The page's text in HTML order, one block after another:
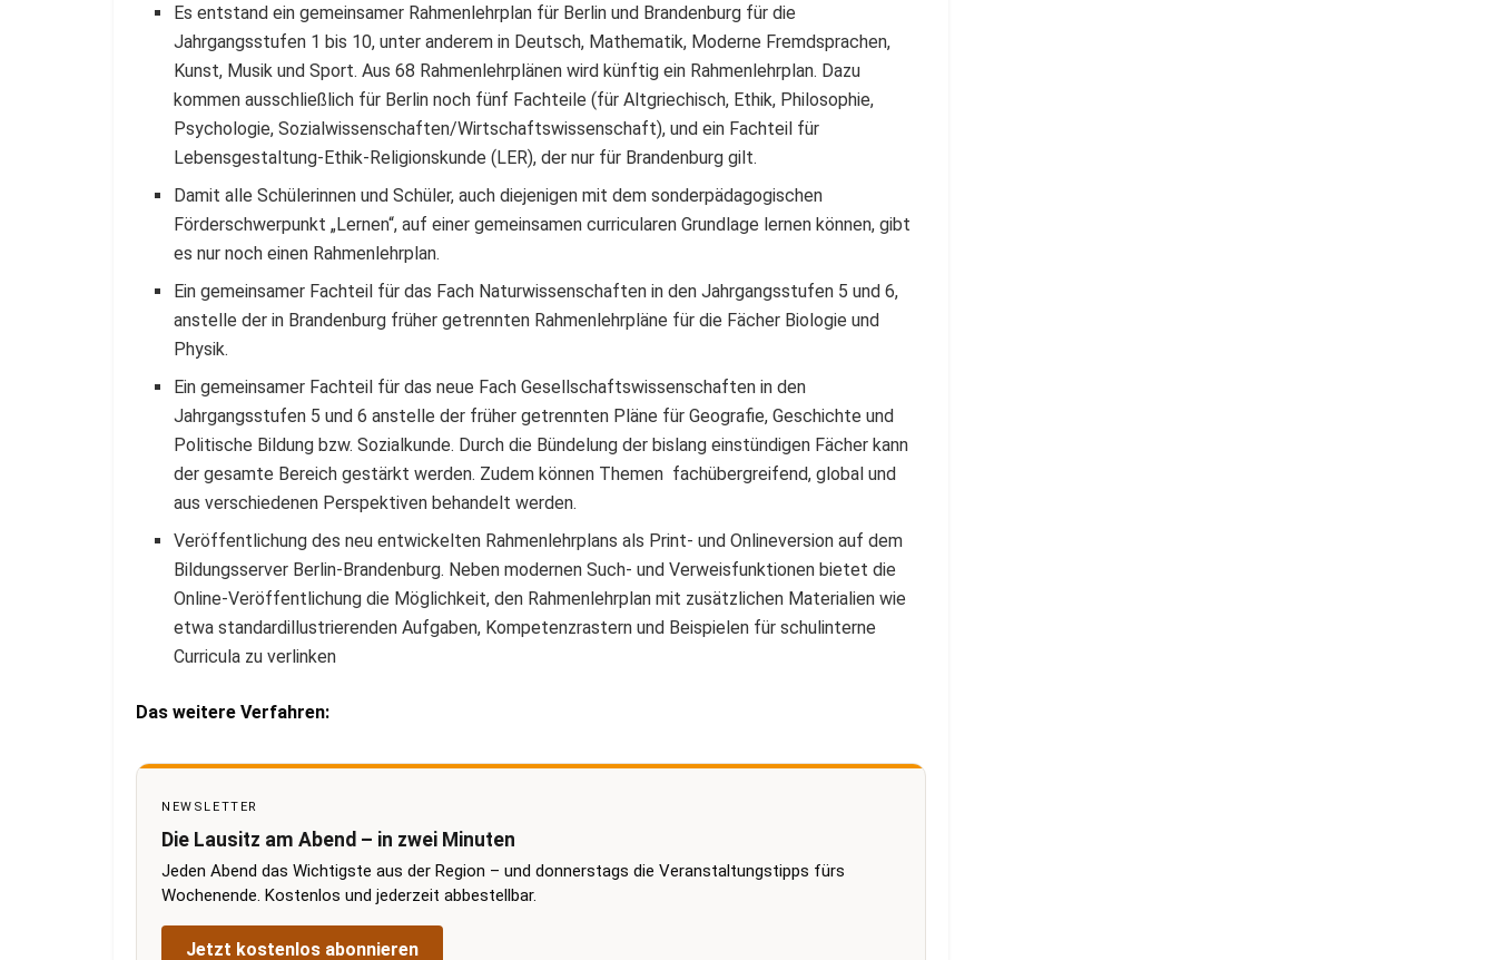
Es entstand ein gemeinsamer Rahmenlehrplan für Berlin und Brandenburg für die
Jahrgangsstufen 1 bis 10, unter anderem in Deutsch, Mathematik, Moderne Fremdsprachen,
Kunst, Musik und Sport. Aus 68 Rahmenlehrplänen wird künftig ein Rahmenlehrplan. Dazu
kommen ausschließlich für Berlin noch fünf Fachteile (für Altgriechisch, Ethik, Philosophie,
Psychologie, Sozialwissenschaften/Wirtschaftswissenschaft), und ein Fachteil für
Lebensgestaltung-Ethik-Religionskunde (LER), der nur für Brandenburg gilt.
Damit alle Schülerinnen und Schüler, auch diejenigen mit dem sonderpädagogischen
Förderschwerpunkt „Lernen“, auf einer gemeinsamen curricularen Grundlage lernen können, gibt
es nur noch einen Rahmenlehrplan.
Ein gemeinsamer Fachteil für das Fach Naturwissenschaften in den Jahrgangsstufen 5 und 6,
anstelle der in Brandenburg früher getrennten Rahmenlehrpläne für die Fächer Biologie und
Physik.
Ein gemeinsamer Fachteil für das neue Fach Gesellschaftswissenschaften in den
Jahrgangsstufen 5 und 6 anstelle der früher getrennten Pläne für Geografie, Geschichte und
Politische Bildung bzw. Sozialkunde. Durch die Bündelung der bislang einstündigen Fächer kann
der gesamte Bereich gestärkt werden. Zudem können Themen fachübergreifend, global und
aus verschiedenen Perspektiven behandelt werden.
Veröffentlichung des neu entwickelten Rahmenlehrplans als Print- und Onlineversion auf dem
Bildungsserver Berlin-Brandenburg. Neben modernen Such- und Verweisfunktionen bietet die
Online-Veröffentlichung die Möglichkeit, den Rahmenlehrplan mit zusätzlichen Materialien wie
etwa standardillustrierenden Aufgaben, Kompetenzrastern und Beispielen für schulinterne
Curricula zu verlinken
Das weitere Verfahren:
NEWSLETTER
Die Lausitz am Abend – in zwei Minuten
Jeden Abend das Wichtigste aus der Region – und donnerstags die Veranstaltungstipps fürs
Wochenende. Kostenlos und jederzeit abbestellbar.
Jetzt kostenlos abonnieren